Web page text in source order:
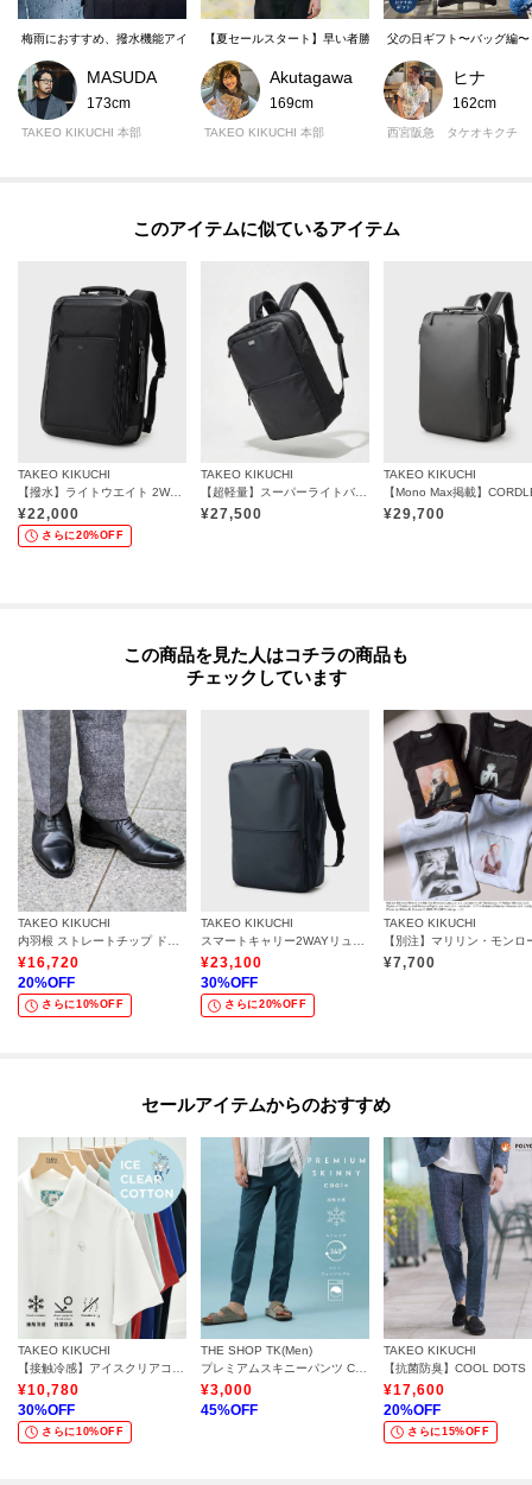
ーツやジャケットの肩のラインを崩さず、スマートな印象を保ちます。
マグネットフラップでスマートアクセス：フラップ部分にはマグネットを採
用。開閉がスムーズで、スマートに荷物を取り出せます。
13インチPC＆タブレット専用ポケット：大切なPCやタブレットを安全に収
納できる専用ポケットを完備。クッション性も高く、衝撃からデバイスを守
え、充電ケーブルなどをまとめられるガジェットゴムテープも搭載。バッグ
自由な働き方を、このバックパックと共に
「クロスフィットバックパック」は、あなたのビジネススタイルを軽やか
そしてスマートに進化させます。機能性とデザイン性を両立したこのバック
パックと共に都市での毎日をさらにクリエイティブに
そして快適に。
都市生活にフィットする、新しい相棒を。
ギフト/プレゼント、また大切な方への贈りものとしてもおすすめです。
※照明の関係により、実際よりも色味が違って見える場合があります。ま
た、パソコン・スマートフォンなどの環境により、若干製品と画像のカラー
が異なる場合もございます。
梅雨におすすめ、撥水機能アイテム
MASUDA
173cm
TAKEO KIKUCHI 本部
【夏セールスタート】早い者勝ち！この夏「絶対使える」即
Akutagawa
169cm
TAKEO KIKUCHI 本部
父の日ギフト〜バッグ編〜
ヒナ
162cm
西宮阪急 タケオキクチ
このアイテムに似ているアイテム
TAKEO KIKUCHI
【撥水】ライトウエイト 2WAYリュック
¥22,000
さらに20%OFF
TAKEO KIKUCHI
¥27,500
TAKEO KIKUCHI
¥29,700
この商品を見た人はコチラの商品も
チェックしています
TAKEO KIKUCHI
内羽根 ストレートチップ ドレスシューズ / レザービジネスシューズ
¥16,720
20%OFF
さらに10%OFF
TAKEO KIKUCHI
スマートキャリー2WAYリュック
¥23,100
30%OFF
さらに20%OFF
TAKEO KIKUCHI
¥7,700
セールアイテムからのおすすめ
TAKEO KIKUCHI
¥10,780
30%OFF
さらに10%OFF
THE SHOP TK(Men)
¥3,000
45%OFF
TAKEO KIKUCHI
¥17,600
20%OFF
さらに15%OFF